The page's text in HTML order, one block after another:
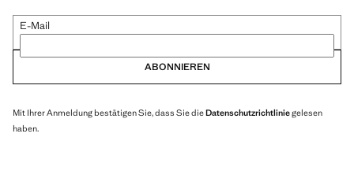
E-Mail
ABONNIEREN
Mit Ihrer Anmeldung bestätigen Sie, dass Sie dieDatenschutzrichtliniegelesen
haben.